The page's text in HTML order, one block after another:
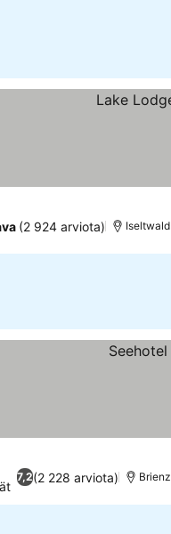
(2 924 arviota) Iseltwald
7,2(2 228 arviota) Brienz